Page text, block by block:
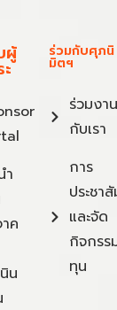
ผู้
ำ
ค
น
ร่วมกับศุภนิ
มิตฯ
ร่วมงาน
กับเรา
การ
ประชา
และจัด
กิจกรร
ทุน